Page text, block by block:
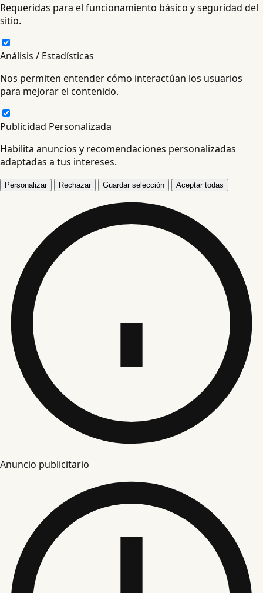
Requeridas para el funcionamiento básico y seguridad del
sitio.
Análisis / Estadísticas
Nos permiten entender cómo interactúan los usuarios
para mejorar el contenido.
Publicidad Personalizada
Habilita anuncios y recomendaciones personalizadas
adaptadas a tus intereses.
Personalizar Rechazar Guardar selección Aceptar todas
Anuncio publicitario